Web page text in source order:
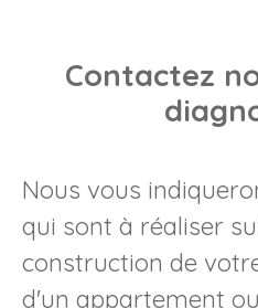
Contactez
Nous vous
qui sont à réaliser
construction de
d'un appartement